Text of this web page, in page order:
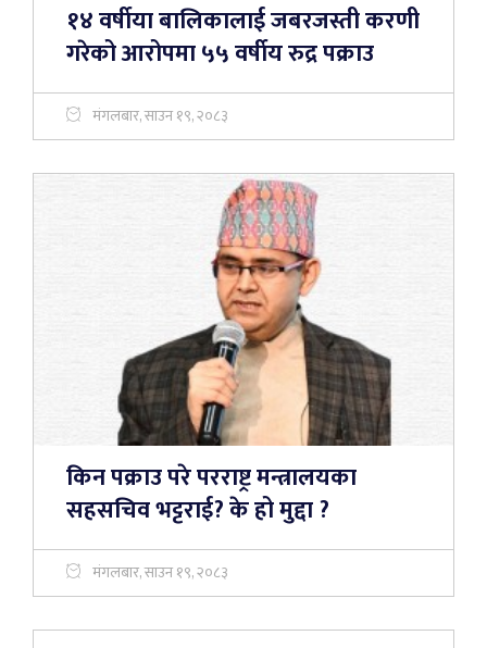
१४ वर्षीया बालिकालाई जबरजस्ती करणी
गरेको आरोपमा ५५ वर्षीय रुद्र पक्राउ
मंगलबार, साउन १९, २०८३
किन पक्राउ परे परराष्ट्र मन्त्रालयका
सहसचिव भट्टराई? के हो मुद्दा ?
मंगलबार, साउन १९, २०८३